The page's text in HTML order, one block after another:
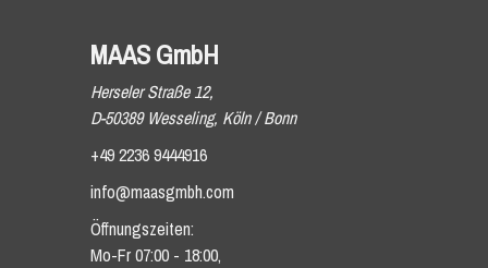
MAAS GmbH
Herseler Straße 12,
D-50389 Wesseling, Köln / Bonn
+49 2236 9444916
info@maasgmbh.com
Öffnungszeiten:
Mo-Fr 07:00 - 18:00,